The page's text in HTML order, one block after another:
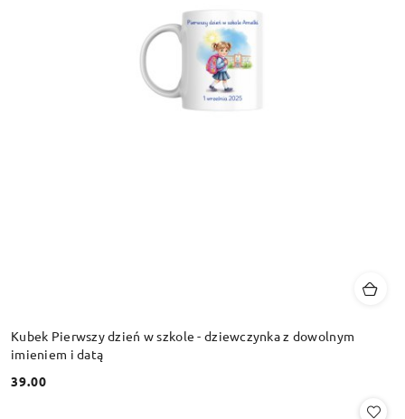
Kubek Pierwszy dzień w szkole - dziewczynka z dowolnym
imieniem i datą
Cena:
39.00